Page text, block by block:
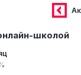
школой